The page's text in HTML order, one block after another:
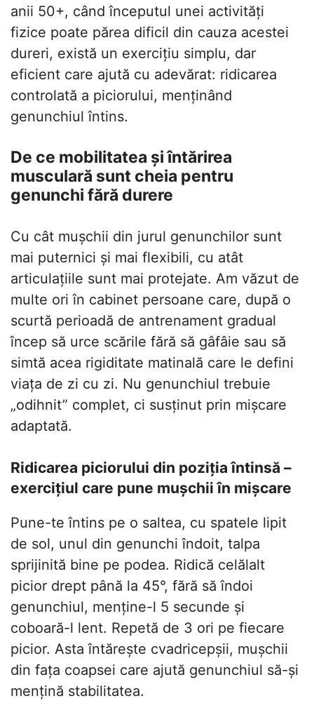
anii 50+, când începutul unei activități
fizice poate părea dificil din cauza acestei
dureri, există un exercițiu simplu, dar
eficient care ajută cu adevărat: ridicarea
controlată a piciorului, menținând
genunchiul întins.
De ce mobilitatea și întărirea
musculară sunt cheia pentru
genunchi fără durere
Cu cât mușchii din jurul genunchilor sunt
mai puternici și mai flexibili, cu atât
articulațiile sunt mai protejate. Am văzut de
multe ori în cabinet persoane care, după o
scurtă perioadă de antrenament gradual
încep să urce scările fără să gâfâie sau să
simtă acea rigiditate matinală care le defini
viața de zi cu zi. Nu genunchiul trebuie
„odihnit” complet, ci susținut prin mișcare
adaptată.
Ridicarea piciorului din poziția întinsă –
exercițiul care pune mușchii în mișcare
Pune-te întins pe o saltea, cu spatele lipit
de sol, unul din genunchi îndoit, talpa
sprijinită bine pe podea. Ridică celălalt
picior drept până la 45°, fără să îndoi
genunchiul, menține-l 5 secunde și
coboară-l lent. Repetă de 3 ori pe fiecare
picior. Asta întărește cvadricepșii, mușchii
din fața coapsei care ajută genunchiul să-și
mențină stabilitatea.